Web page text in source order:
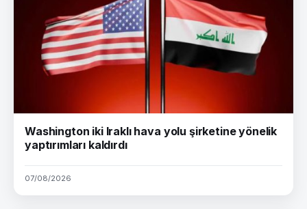
Washington iki Iraklı hava yolu şirketine yönelik
yaptırımları kaldırdı
07/08/2026